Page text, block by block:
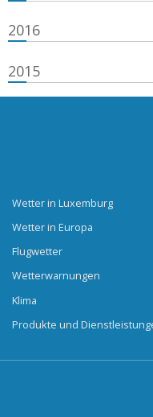
2016
2015
Wetter in Luxemburg
Wetter in Europa
Flugwetter
Wetterwarnungen
Klima
Produkte und